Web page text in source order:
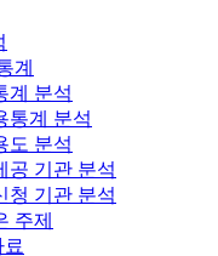
계
계 분석
통계 분석
도 분석
공 기관 분석
청 기관 분석
주제